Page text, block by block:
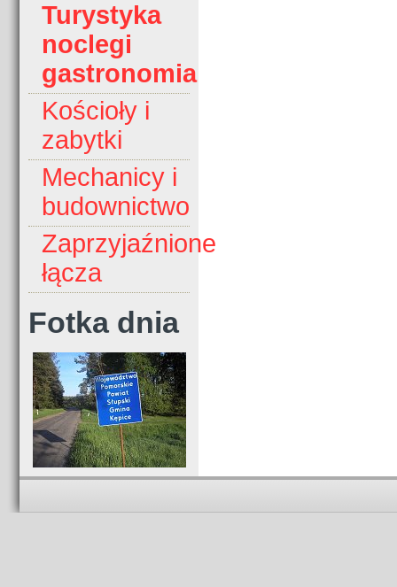
Turystyka
noclegi
gastronomia
Kościoły i
zabytki
Mechanicy i
budownictwo
Zaprzyjaźnione
łącza
Fotka dnia